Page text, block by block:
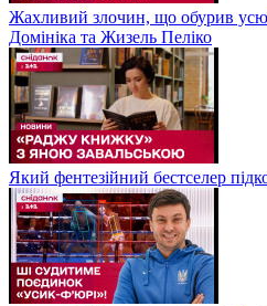
Жахливий злочин, що обурив
Домініка та Жизель Пеліко
Який фентезійний бестселер